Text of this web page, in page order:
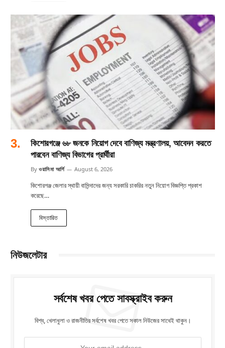
কিশোরগঞ্জে ৬৮ জনকে নিয়োগ দেবে বাণিজ্য মন্ত্রণালয়, আবেদন করতে
পারবেন বাণিজ্য বিভাগের প্রার্থীরা
By ওয়াসিমা আর্শি August 6, 2026
কিশোরগঞ্জ জেলার স্থায়ী বাসিন্দাদের জন্য সরকারি চাকরির নতুন নিয়োগ বিজ্ঞপ্তি প্রকাশ
করেছে…
বিস্তারিত
নিউজলেটার
সর্বশেষ খবর পেতে সাবস্ক্রাইব করুন
বিশ্ব, খেলাধুলা ও রাজনীতির সর্বশেষ খবর পেতে সকাল নিউজের সাথেই থাকুন।